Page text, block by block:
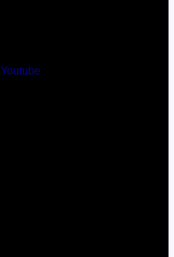
Youtube